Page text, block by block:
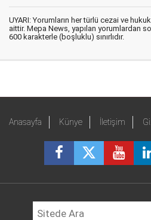
UYARI: Yorumların her türlü cezai ve
aittir. Mepa News, yapılan yorumlardan
600 karakterle (boşluklu) sınırlıdır.
Anasayfa Künye İletişim